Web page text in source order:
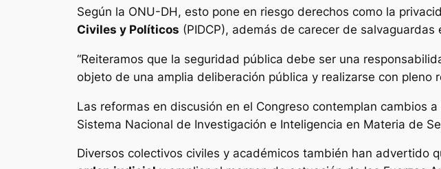
Según la ONU-DH, esto pone en riesgo derechos como la
Civiles y Políticos (PIDCP), además de carecer de salvaguardas
“Reiteramos que la seguridad pública debe ser una
objeto de una amplia deliberación pública y realizarse con pleno
Las reformas en discusión en el Congreso contemplan cambios
Sistema Nacional de Investigación e Inteligencia en Materia de
Diversos colectivos civiles y académicos también han advertido